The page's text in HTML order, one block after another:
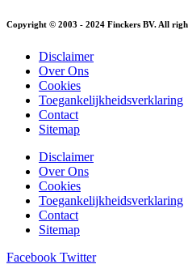
Copyright © 2003 - 2024 Finckers BV. All
Disclaimer
Over Ons
Cookies
Toegankelijkheidsverklaring
Contact
Sitemap
Disclaimer
Over Ons
Cookies
Toegankelijkheidsverklaring
Contact
Sitemap
Facebook Twitter